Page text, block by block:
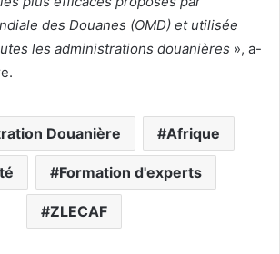
des Douanes (OMD) et utilisée
les administrations douanières », a-
Douanière Afrique
Formation d'experts
ZLECAF